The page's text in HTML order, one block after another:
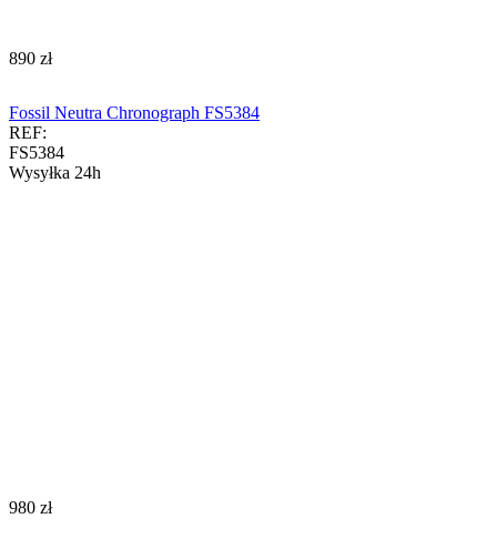
‍890‍ zł
Fossil Neutra Chronograph FS5384
REF:
FS5384
Wysyłka 24h
‍980‍ zł